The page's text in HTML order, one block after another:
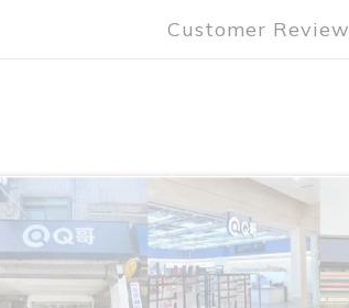
Customer